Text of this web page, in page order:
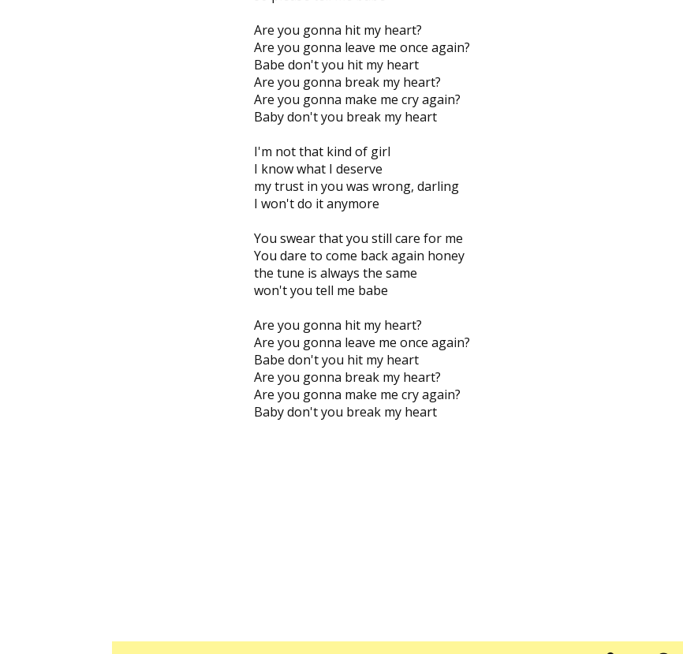
Are you gonna hit my heart?
Are you gonna leave me once again?
Babe don't you hit my heart
Are you gonna break my heart?
Are you gonna make me cry again?
Baby don't you break my heart
I'm not that kind of girl
I know what I deserve
my trust in you was wrong, darling
I won't do it anymore
You swear that you still care for me
You dare to come back again honey
the tune is always the same
won't you tell me babe
Are you gonna hit my heart?
Are you gonna leave me once again?
Babe don't you hit my heart
Are you gonna break my heart?
Are you gonna make me cry again?
Baby don't you break my heart